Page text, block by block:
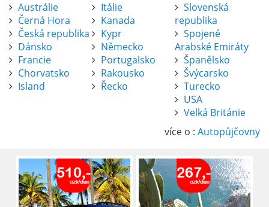
Austrálie
Černá Hora
Česká republika
Dánsko
Francie
Chorvatsko
Island
Itálie
Kanada
Kypr
Německo
Portugalsko
Rakousko
Řecko
Slovenská
republika
Spojené
Arabské Emiráty
Španělsko
Švýcarsko
Turecko
USA
Velká Británie
více o : Autopůjčovny
Pronájem auta na letišti Alicante
Půjčení auta na letišti v Alicante je výborný
způsob, jak pohodlně objevovat město i jeho
brána do regionu Costa Blanca, se nachází
přibližně 9 km od centra Alicante.
číst :celý článek